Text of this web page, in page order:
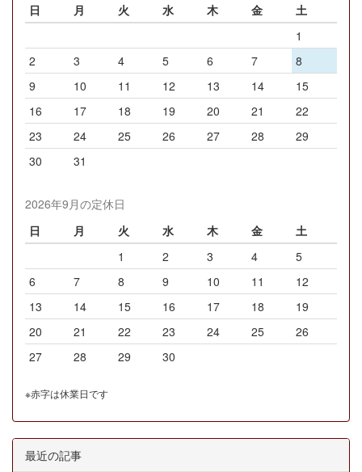
日
月 火 水 木 金
土
1
2
3 4 5 6 7
8
9
10 11 12 13 14
15
16
17 18 19 20 21
22
23
24 25 26 27 28
29
30
31
2026年9月の定休日
日
月 火 水 木 金
土
1
2 3 4
5
6
7 8 9 10 11
12
13
14 15 16 17 18
19
20
21 22 23 24 25
26
27
28 29 30
※赤字は休業日です
最近の記事